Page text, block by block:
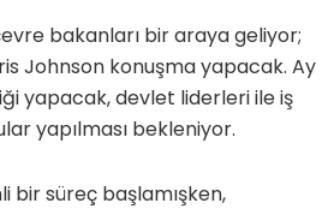
bakanları bir araya geliyor;
Johnson konuşma yapacak. Ay
yapacak, devlet liderleri ile iş
yapılması bekleniyor.
bir süreç başlamışken,